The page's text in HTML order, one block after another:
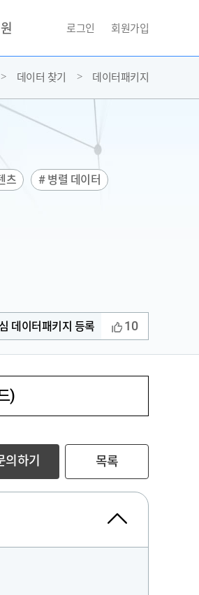
신청
로그인 회원가입
데이터 찾기 데이터패키지
츠 # 병렬 데이터
데이터패키지 등록 10
)
의하기 목록